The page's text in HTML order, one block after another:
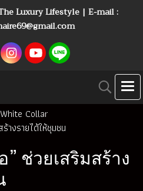
Luxury Lifestyle | E-mail :
White Collar
างรายได้ให้ชุมชน
ช่วยเสริมสร้าง